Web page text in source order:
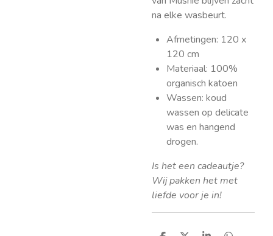
na elke wasbeurt.
Afmetingen: 120 x
120 cm
Materiaal: 100%
organisch katoen
Wassen: koud
wassen op delicate
was en hangend
drogen.
Is het een cadeautje?
Wij pakken het met
liefde voor je in!